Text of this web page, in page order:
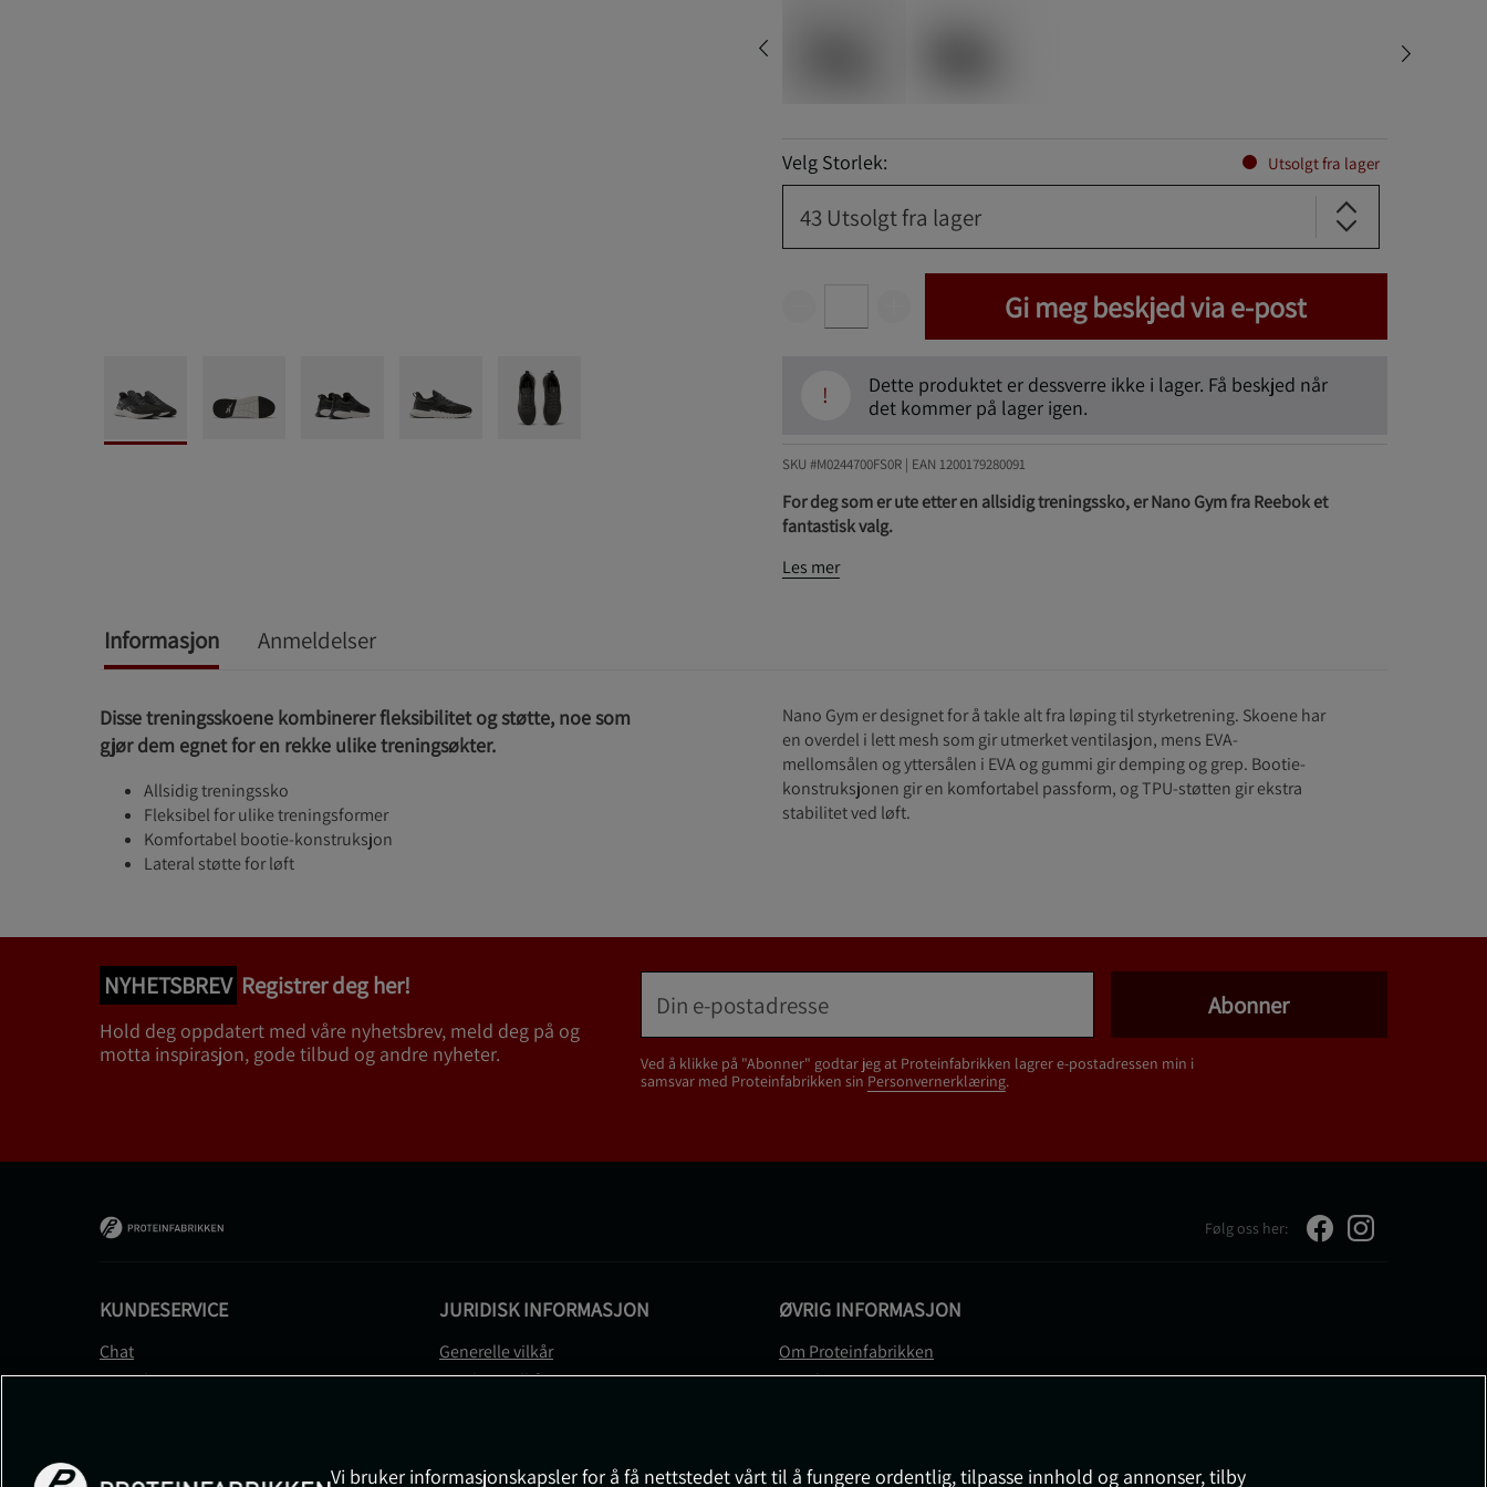
Velg Storlek: Utsolgt fra lager
43 Utsolgt fra lager
Gi meg beskjed via e-post
!
Dette produktet er dessverre ikke i lager. Få beskjed når
det kommer på lager igen.
SKU #M0244700FS0R | EAN 1200179280091
For deg som er ute etter en allsidig treningssko, er Nano Gym fra Reebok et
fantastisk valg.
Les mer
Informasjon Anmeldelser
Disse treningsskoene kombinerer fleksibilitet og støtte, noe som
gjør dem egnet for en rekke ulike treningsøkter.
Allsidig treningssko
Fleksibel for ulike treningsformer
Komfortabel bootie-konstruksjon
Lateral støtte for løft
Nano Gym er designet for å takle alt fra løping til styrketrening. Skoene har
en overdel i lett mesh som gir utmerket ventilasjon, mens EVA-
mellomsålen og yttersålen i EVA og gummi gir demping og grep. Bootie-
konstruksjonen gir en komfortabel passform, og TPU-støtten gir ekstra
stabilitet ved løft.
NYHETSBREV Registrer deg her!
Hold deg oppdatert med våre nyhetsbrev, meld deg på og
motta inspirasjon, gode tilbud og andre nyheter.
Ved å klikke på "Abonner" godtar jeg at Proteinfabrikken lagrer e-postadressen min i
samsvar med Proteinfabrikken sin Personvernerklæring.
Abonner
Følg oss her:
KUNDESERVICE
Chat
Kontakt
JURIDISK INFORMASJON
Generelle vilkår
Betalingsvilkår
Medlemsvilkår
ØVRIG INFORMASJON
Om Proteinfabrikken
Gavekort
Vi bruker informasjonskapsler for å få nettstedet vårt til å fungere ordentlig, tilpasse innhold og annonser, tilby